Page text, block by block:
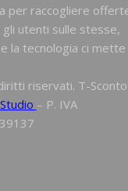
per raccogliere
utenti sulle stesse,
la tecnologia ci mette
riservati. T-
– P. IVA